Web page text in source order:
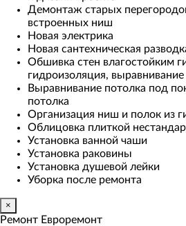
Демонтаж старых
встроенных ниш
Новая электрика
Новая сантехническая
Обшивка стен влагостойким
гидроизоляция, выравнивание
Выравнивание потолка под
потолка
Организация ниш и полок из
Облицовка плиткой
Установка ванной чаши
Установка раковины
Установка душевой лейки
Уборка после ремонта
×
Ремонт Евроремонт